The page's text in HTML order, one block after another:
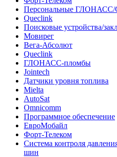
Персональные ГЛОНАСС/
Queclink
Поисковые устройства/
Мовирег
Вега-Абсолют
Queclink
ГЛОНАСС-пломбы
Jointech
Датчики уровня топлива
Mielta
AutoSat
Omnicomm
Программное обеспечение
ЕвроМобайл
Форт-Телеком
Система контроля
шин